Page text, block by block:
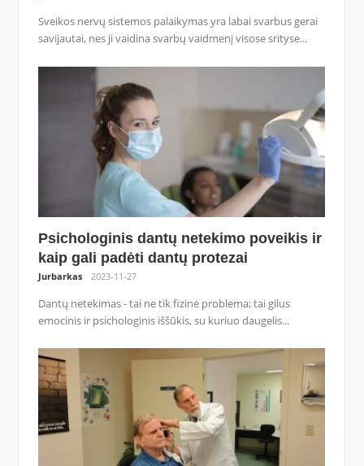
Sveikos nervų sistemos palaikymas yra labai svarbus gerai
savijautai, nes ji vaidina svarbų vaidmenį visose srityse...
Psichologinis dantų netekimo poveikis ir
kaip gali padėti dantų protezai
Jurbarkas 2023-11-27
Dantų netekimas - tai ne tik fizinė problema; tai gilus
emocinis ir psichologinis iššūkis, su kuriuo daugelis...